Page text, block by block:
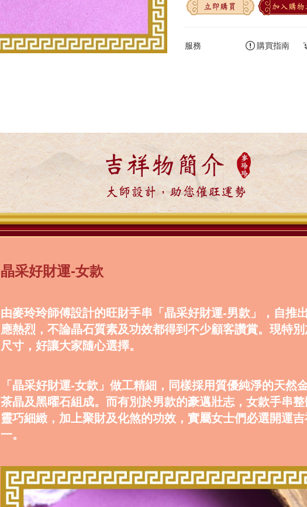
立即購買 加入購物
服務 購買指南
吉祥物簡介
大師設計，助您催旺運勢
晶采好財運-女款
由麥玲玲師傅設計的旺財手串「晶采好財運-男款」，自推
應熱烈，不論晶石質素及功效都得到不少顧客讚賞。現特
尺寸，好讓大家隨心選擇。
「晶采好財運-女款」做工精細，同樣採用質優純淨的天然
茶晶及黑曜石組成。而有別於男款的豪邁壯志，女款手串
靈巧細緻，加上聚財及化煞的功效，實屬女士們必選開運
一。